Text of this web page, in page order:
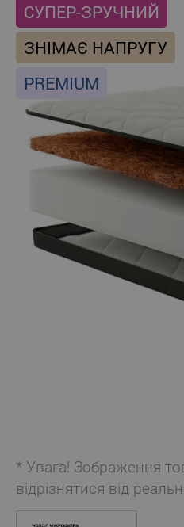
СУПЕР-ЗРУЧНИЙ
ЗНІМАЄ НАПРУГУ
PREMIUM
* Увага! Зображення
відрізнятися від